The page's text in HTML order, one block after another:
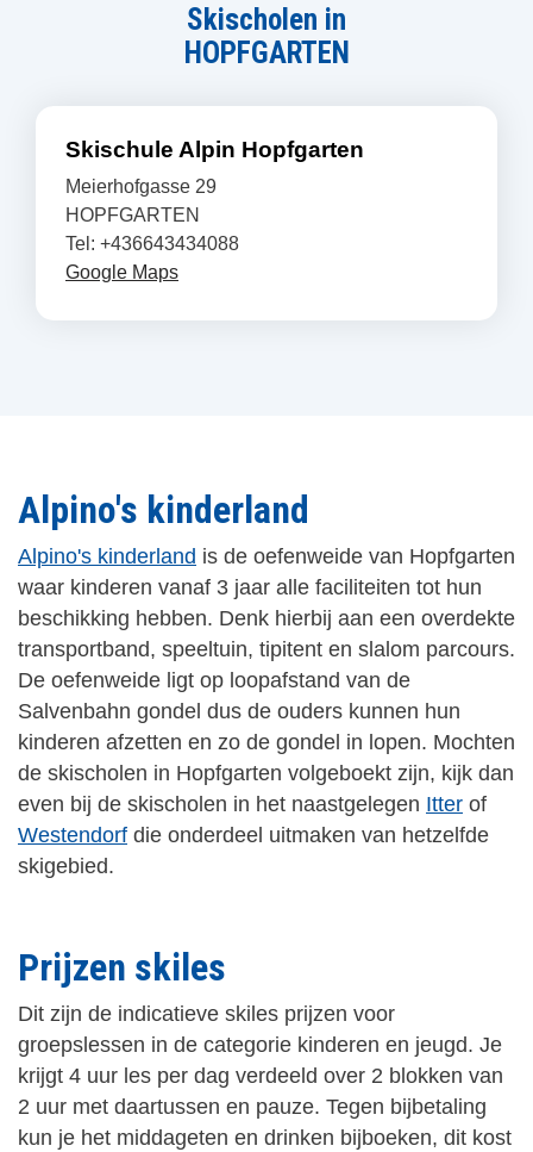
Skischolen in
HOPFGARTEN
Skischule Alpin Hopfgarten
Meierhofgasse 29
HOPFGARTEN
Tel: +436643434088
Google Maps
Alpino's kinderland
Alpino's kinderland is de oefenweide van Hopfgarten
waar kinderen vanaf 3 jaar alle faciliteiten tot hun
beschikking hebben. Denk hierbij aan een overdekte
transportband, speeltuin, tipitent en slalom parcours.
De oefenweide ligt op loopafstand van de
Salvenbahn gondel dus de ouders kunnen hun
kinderen afzetten en zo de gondel in lopen. Mochten
de skischolen in Hopfgarten volgeboekt zijn, kijk dan
even bij de skischolen in het naastgelegen Itter of
Westendorf die onderdeel uitmaken van hetzelfde
skigebied.
Prijzen skiles
Dit zijn de indicatieve skiles prijzen voor
groepslessen in de categorie kinderen en jeugd. Je
krijgt 4 uur les per dag verdeeld over 2 blokken van
2 uur met daartussen en pauze. Tegen bijbetaling
kun je het middageten en drinken bijboeken, dit kost